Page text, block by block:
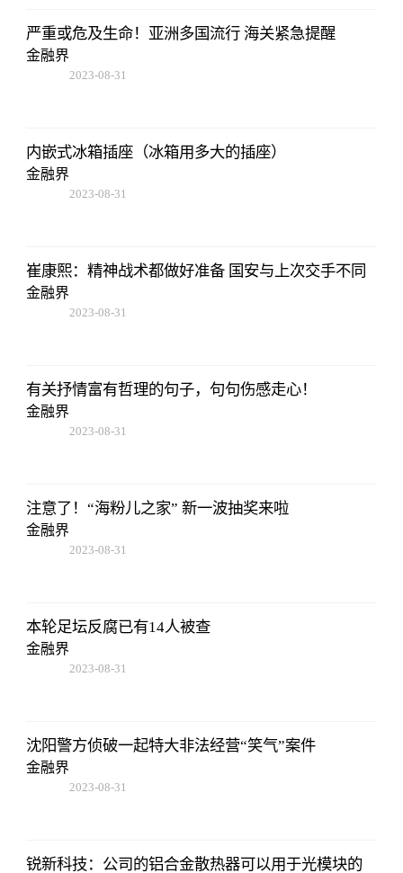
严重或危及生命！亚洲多国流行 海关紧急提醒
金融界
2023-08-31
内嵌式冰箱插座（冰箱用多大的插座）
金融界
2023-08-31
崔康熙：精神战术都做好准备 国安与上次交手不同
金融界
2023-08-31
有关抒情富有哲理的句子，句句伤感走心！
金融界
2023-08-31
注意了！“海粉儿之家” 新一波抽奖来啦
金融界
2023-08-31
本轮足坛反腐已有14人被查
金融界
2023-08-31
沈阳警方侦破一起特大非法经营“笑气”案件
金融界
2023-08-31
锐新科技：公司的铝合金散热器可以用于光模块的